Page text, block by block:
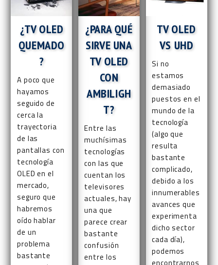
¿TV OLED
QUEMADO
?
A poco que
hayamos
seguido de
cerca la
trayectoria
de las
pantallas con
tecnología
OLED en el
mercado,
seguro que
habremos
oído hablar
de un
problema
bastante
¿PARA QUÉ
SIRVE UNA
TV OLED
CON
AMBILIGH
T?
Entre las
muchísimas
tecnologías
con las que
cuentan los
televisores
actuales, hay
una que
parece crear
bastante
confusión
entre los
TV OLED
VS UHD
Si no
estamos
demasiado
puestos en el
mundo de la
tecnología
(algo que
resulta
bastante
complicado,
debido a los
innumerables
avances que
experimenta
dicho sector
cada día),
podemos